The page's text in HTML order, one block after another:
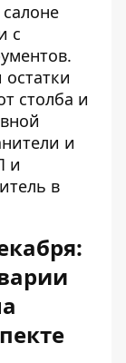
с
столба и
и
и
в